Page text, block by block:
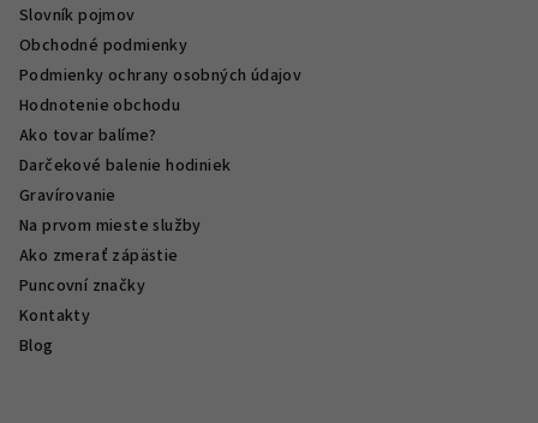
Slovník pojmov
Obchodné podmienky
Podmienky ochrany osobných údajov
Hodnotenie obchodu
Ako tovar balíme?
Darčekové balenie hodiniek
Gravírovanie
Na prvom mieste služby
Ako zmerať zápästie
Puncovní značky
Kontakty
Blog